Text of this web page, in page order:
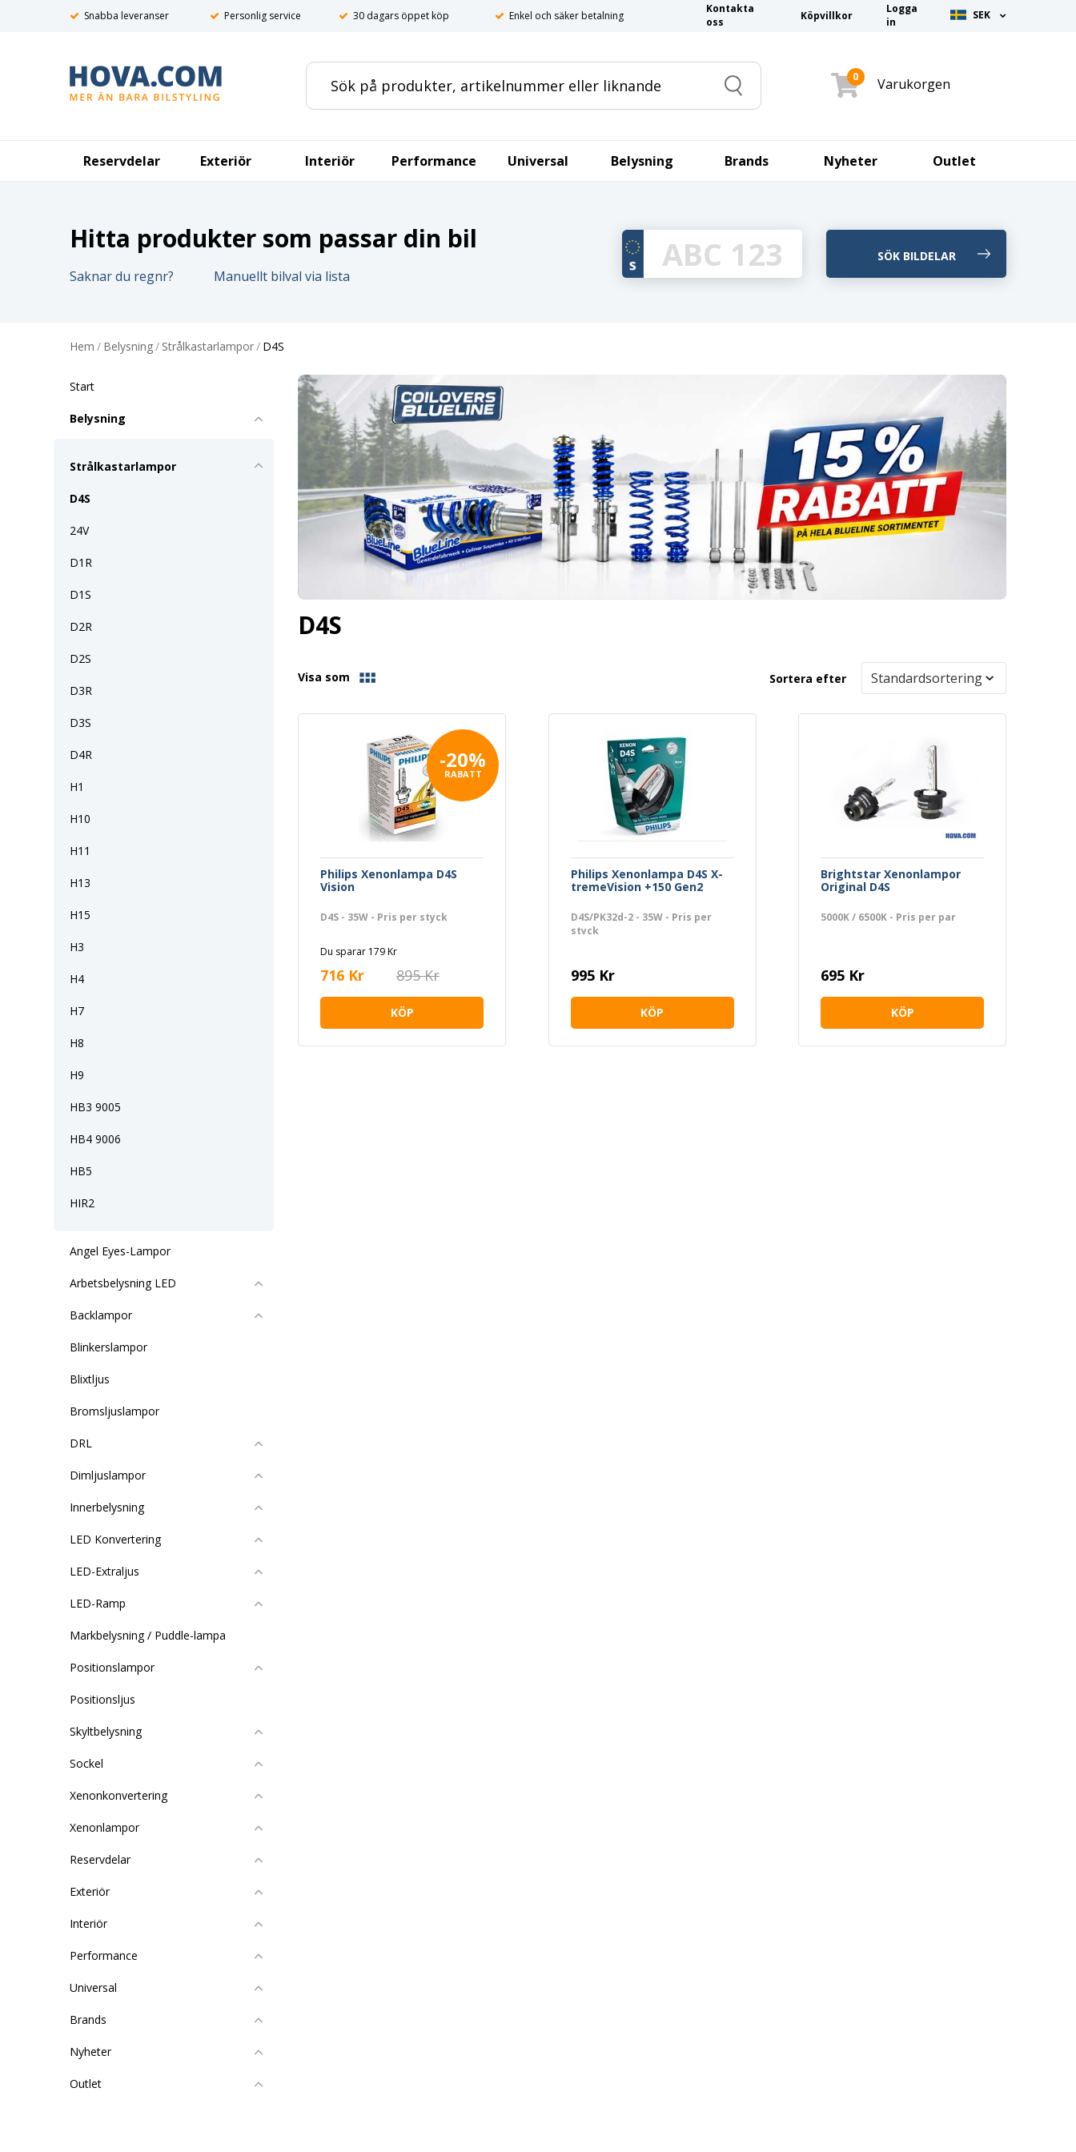
Snabba leveranser Personlig service 30 dagars öppet köp Enkel och säker betalning
Kontakta
oss
Köpvillkor
Logga
in
SEK
Search
0 Varukorgen
Reservdelar Exteriör Interiör Performance Universal Belysning Brands Nyheter Outlet
Hitta produkter som passar din bil
Saknar du regnr? Manuellt bilval via lista
Hem / Belysning/ Strålkastarlampor/ D4S
Start
Belysning
Strålkastarlampor
D4S
24V
D1R
D1S
D2R
D2S
D3R
D3S
D4R
H1
H10
H11
H13
H15
H3
H4
H7
H8
H9
HB3 9005
HB4 9006
HB5
HIR2
Angel Eyes-Lampor
Arbetsbelysning LED
Backlampor
Blinkerslampor
Blixtljus
Bromsljuslampor
DRL
Dimljuslampor
Innerbelysning
LED Konvertering
LED-Extraljus
LED-Ramp
Markbelysning / Puddle-lampa
Positionslampor
Positionsljus
Skyltbelysning
Sockel
Xenonkonvertering
Xenonlampor
Reservdelar
Exteriör
Interiör
Performance
Universal
Brands
Nyheter
Outlet
D4S
Visa som Sortera efter
-20%
RABATT
Philips Xenonlampa D4S
Vision
D4S - 35W - Pris per styck
Du sparar 179 Kr
716 Kr 895 Kr
KÖP
Philips Xenonlampa D4S X-
tremeVision +150 Gen2
D4S/PK32d-2 - 35W - Pris per
styck
995 Kr
KÖP
Brightstar Xenonlampor
Original D4S
5000K / 6500K - Pris per par
695 Kr
KÖP